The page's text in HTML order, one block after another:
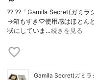
?? ??「Gamila Secret(ガミラ
→箱もすき♡使用感はほとん
状にしていま…続きを見る
Gamila Secret(ガミラ